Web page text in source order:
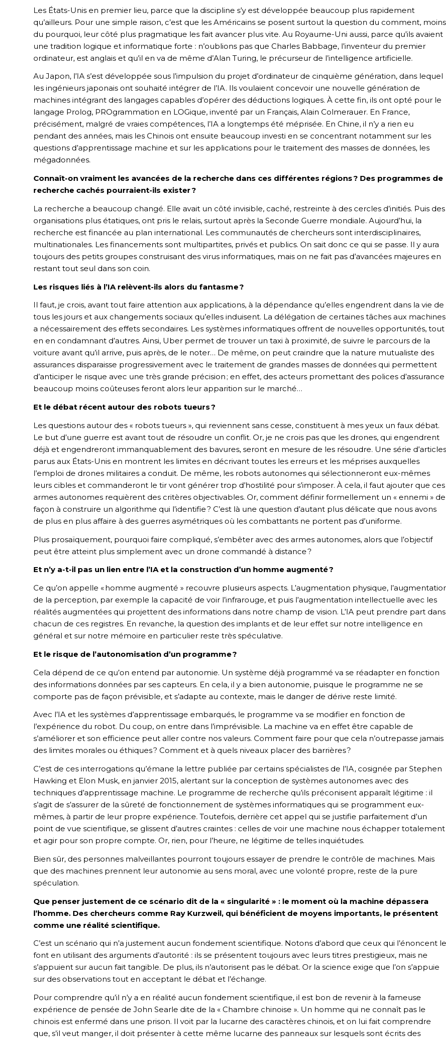
Les États-Unis en premier lieu, parce que la discipline s’y est développée beaucoup plus rapidement
qu’ailleurs. Pour une simple raison, c’est que les Américains se posent surtout la question du comment, moins
du pourquoi, leur côté plus pragmatique les fait avancer plus vite. Au Royaume-Uni aussi, parce qu’ils avaient
une tradition logique et informatique forte : n’oublions pas que Charles Babbage, l’inventeur du premier
ordinateur, est anglais et qu’il en va de même d’Alan Turing, le précurseur de l’intelligence artificielle.
Au Japon, l’IA s’est développée sous l’impulsion du projet d’ordinateur de cinquième génération, dans lequel
les ingénieurs japonais ont souhaité intégrer de l’IA. Ils voulaient concevoir une nouvelle génération de
machines intégrant des langages capables d’opérer des déductions logiques. À cette fin, ils ont opté pour le
langage Prolog, PROgrammation en LOGique, inventé par un Français, Alain Colmerauer. En France,
précisément, malgré de vraies compétences, l’IA a longtemps été méprisée. En Chine, il n’y a rien eu
pendant des années, mais les Chinois ont ensuite beaucoup investi en se concentrant notamment sur les
questions d’apprentissage machine et sur les applications pour le traitement des masses de données, les
mégadonnées.
Connaît-on vraiment les avancées de la recherche dans ces différentes régions ? Des programmes de
recherche cachés pourraient-ils exister ?
La recherche a beaucoup changé. Elle avait un côté invisible, caché, restreinte à des cercles d’initiés. Puis des
organisations plus étatiques, ont pris le relais, surtout après la Seconde Guerre mondiale. Aujourd’hui, la
recherche est financée au plan international. Les communautés de chercheurs sont interdisciplinaires,
multinationales. Les financements sont multipartites, privés et publics. On sait donc ce qui se passe. Il y aura
toujours des petits groupes construisant des virus informatiques, mais on ne fait pas d’avancées majeures en
restant tout seul dans son coin.
Les risques liés à l’IA relèvent-ils alors du fantasme ?
Il faut, je crois, avant tout faire attention aux applications, à la dépendance qu’elles engendrent dans la vie de
tous les jours et aux changements sociaux qu’elles induisent. La délégation de certaines tâches aux machines
a nécessairement des effets secondaires. Les systèmes informatiques offrent de nouvelles opportunités, tout
en en condamnant d’autres. Ainsi, Uber permet de trouver un taxi à proximité, de suivre le parcours de la
voiture avant qu’il arrive, puis après, de le noter… De même, on peut craindre que la nature mutualiste des
assurances disparaisse progressivement avec le traitement de grandes masses de données qui permettent
d’anticiper le risque avec une très grande précision ; en effet, des acteurs promettant des polices d’assurance
beaucoup moins coûteuses feront alors leur apparition sur le marché…
Et le débat récent autour des robots tueurs ?
Les questions autour des « robots tueurs », qui reviennent sans cesse, constituent à mes yeux un faux débat.
Le but d’une guerre est avant tout de résoudre un conflit. Or, je ne crois pas que les drones, qui engendrent
déjà et engendreront immanquablement des bavures, seront en mesure de les résoudre. Une série d’articles
parus aux États-Unis en montrent les limites en décrivant toutes les erreurs et les méprises auxquelles
l’emploi de drones militaires a conduit. De même, les robots autonomes qui sélectionneront eux-mêmes
leurs cibles et commanderont le tir vont générer trop d’hostilité pour s’imposer. À cela, il faut ajouter que ces
armes autonomes requièrent des critères objectivables. Or, comment définir formellement un « ennemi » de
façon à construire un algorithme qui l’identifie ? C’est là une question d’autant plus délicate que nous avons
de plus en plus affaire à des guerres asymétriques où les combattants ne portent pas d’uniforme.
Plus prosaïquement, pourquoi faire compliqué, s’embêter avec des armes autonomes, alors que l’objectif
peut être atteint plus simplement avec un drone commandé à distance ?
Et n’y a-t-il pas un lien entre l’IA et la construction d’un homme augmenté ?
Ce qu’on appelle « homme augmenté » recouvre plusieurs aspects. L’augmentation physique,
de la perception, par exemple la capacité de voir l’infrarouge, et puis l’augmentation intellectuelle avec les
réalités augmentées qui projettent des informations dans notre champ de vision. L’IA peut prendre part dans
chacun de ces registres. En revanche, la question des implants et de leur effet sur notre intelligence en
général et sur notre mémoire en particulier reste très spéculative.
Et le risque de l’autonomisation d’un programme ?
Cela dépend de ce qu’on entend par autonomie. Un système déjà programmé va se réadapter en fonction
des informations données par ses capteurs. En cela, il y a bien autonomie, puisque le programme ne se
comporte pas de façon prévisible, et s’adapte au contexte, mais le danger de dérive reste limité.
Avec l’IA et les systèmes d’apprentissage embarqués, le programme va se modifier en fonction de
l’expérience du robot. Du coup, on entre dans l’imprévisible. La machine va en effet être capable de
s’améliorer et son efficience peut aller contre nos valeurs. Comment faire pour que cela n’outrepasse jamais
des limites morales ou éthiques ? Comment et à quels niveaux placer des barrières ?
C’est de ces interrogations qu’émane la lettre publiée par certains spécialistes de l’IA, cosignée par Stephen
Hawking et Elon Musk, en janvier 2015, alertant sur la conception de systèmes autonomes avec des
techniques d’apprentissage machine. Le programme de recherche qu’ils préconisent apparaît légitime : il
s’agit de s’assurer de la sûreté de fonctionnement de systèmes informatiques qui se programment eux-
mêmes, à partir de leur propre expérience. Toutefois, derrière cet appel qui se justifie parfaitement d’un
point de vue scientifique, se glissent d’autres craintes : celles de voir une machine nous échapper totalement
et agir pour son propre compte. Or, rien, pour l’heure, ne légitime de telles inquiétudes.
Bien sûr, des personnes malveillantes pourront toujours essayer de prendre le contrôle de machines. Mais
que des machines prennent leur autonomie au sens moral, avec une volonté propre, reste de la pure
spéculation.
Que penser justement de ce scénario dit de la « singularité » : le moment où la machine dépassera
l’homme. Des chercheurs comme Ray Kurzweil, qui bénéficient de moyens importants, le présentent
comme une réalité scientifique.
C’est un scénario qui n’a justement aucun fondement scientifique. Notons d’abord que ceux qui l’énoncent le
font en utilisant des arguments d’autorité : ils se présentent toujours avec leurs titres prestigieux, mais ne
s’appuient sur aucun fait tangible. De plus, ils n’autorisent pas le débat. Or la science exige que l’on s’appuie
sur des observations tout en acceptant le débat et l’échange.
Pour comprendre qu’il n’y a en réalité aucun fondement scientifique, il est bon de revenir à la fameuse
expérience de pensée de John Searle dite de la « Chambre chinoise ». Un homme qui ne connaît pas le
chinois est enfermé dans une prison. Il voit par la lucarne des caractères chinois, et on lui fait comprendre
que, s’il veut manger, il doit présenter à cette même lucarne des panneaux sur lesquels sont écrits des